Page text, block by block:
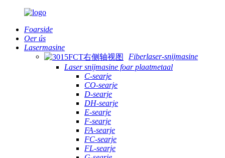
Foarside
Oer ús
Lasermasine
Fiberlaser-snijmasine
Laser snijmasine foar plaatmetaal
C-searje
CO-searje
D-searje
DH-searje
E-searje
F-searje
FA-searje
FC-searje
FL-searje